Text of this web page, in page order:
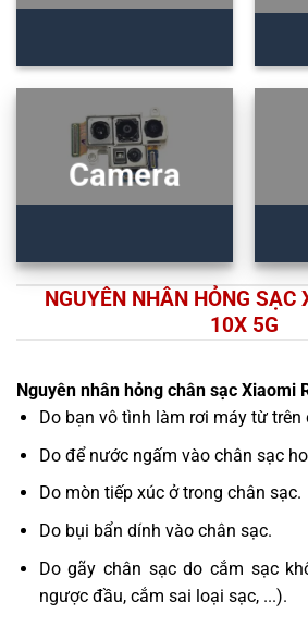
Camera
NGUYÊN NHÂN HỎNG SẠC
10X 5G
Nguyên nhân hỏng chân sạc Xiaomi
Do bạn vô tình làm rơi máy từ trên
Do để nước ngấm vào chân sạc
Do mòn tiếp xúc ở trong chân sạc.
Do bụi bẩn dính vào chân sạc.
Do gãy chân sạc do cắm sạc
ngược đầu, cắm sai loại sạc, ...).